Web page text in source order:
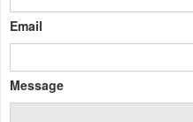
Email
Message